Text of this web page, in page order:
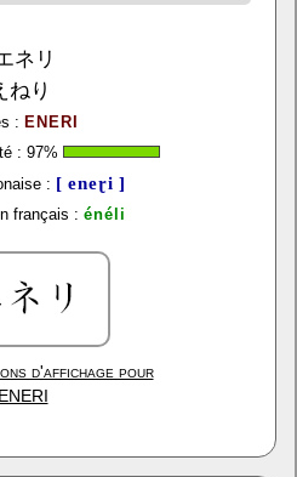
ネリ
ねり
: ENERI
: 97%
: [ eneɽi ]
français : énéli
d'affichage pour
ENERI